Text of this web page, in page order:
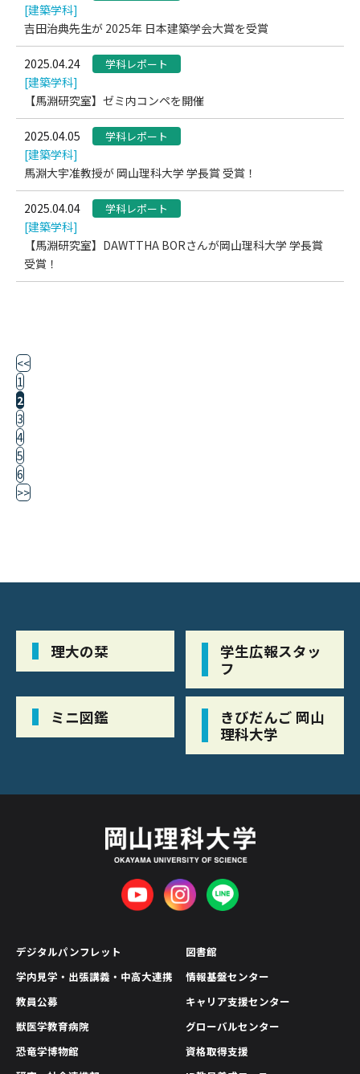
[建築学科]
吉田治典先生が 2025年 日本建築学会大賞を受賞
2025.04.24 学科レポート
[建築学科]
【馬淵研究室】ゼミ内コンペを開催
2025.04.05 学科レポート
[建築学科]
馬淵大宇准教授が 岡山理科大学 学長賞 受賞！
2025.04.04 学科レポート
[建築学科]
【馬淵研究室】DAWTTHA BORさんが岡山理科大学 学長賞
受賞！
<<
1
2
3
4
5
6
>>
理大の栞
学生広報スタッ
フ
ミニ図鑑
きびだんご 岡山
理科大学
デジタルパンフレット
学内見学・出張講義・中高大連携
教員公募
獣医学教育病院
恐竜学博物館
図書館
情報基盤センター
キャリア支援センター
グローバルセンター
資格取得支援